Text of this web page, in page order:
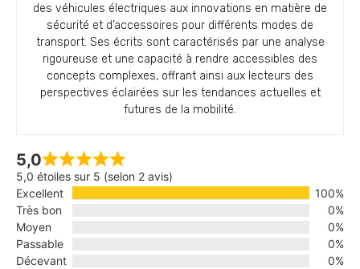
des véhicules électriques aux innovations en matière de
sécurité et d’accessoires pour différents modes de
transport. Ses écrits sont caractérisés par une analyse
rigoureuse et une capacité à rendre accessibles des
concepts complexes, offrant ainsi aux lecteurs des
perspectives éclairées sur les tendances actuelles et
futures de la mobilité.
5,0
5,0 étoiles sur 5 (selon 2 avis)
Excellent
100%
Très bon
0%
Moyen
0%
Passable
0%
Décevant
0%